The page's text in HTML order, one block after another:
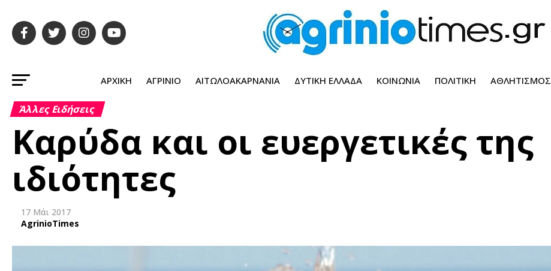
ΑΡΧΙΚΉ ΑΓΡΊΝΙΟ ΑΙΤΩΛΟΑΚΑΡΝΑΝΊΑ ΔΥΤΙΚΉ ΕΛΛΆΔΑ ΚΟΙΝΩΝΊΑ ΠΟΛΙΤΙΚΉ ΑΘΛΗΤΙΣΜΌΣ
Άλλες Ειδήσεις
Καρύδα και οι ευεργετικές της
ιδιότητες
17 Μάι 2017
AgrinioTimes